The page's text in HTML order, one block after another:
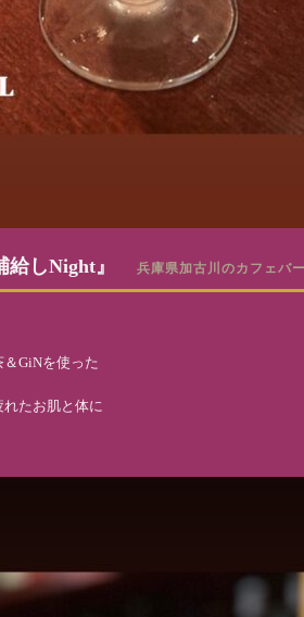
しNight』 兵庫県加古川のカフェバ
GiNを使った
たお肌と体に